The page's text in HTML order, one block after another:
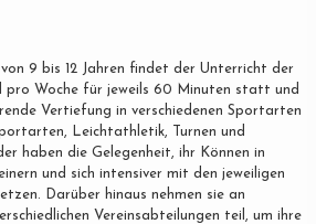
9 bis 12 Jahren findet der Unterricht der
pro Woche für jeweils 60 Minuten statt und
Vertiefung in verschiedenen Sportarten
Leichtathletik, Turnen und
haben die Gelegenheit, ihr Können in
und sich intensiver mit den jeweiligen
Darüber hinaus nehmen sie an
Vereinsabteilungen teil, um ihre